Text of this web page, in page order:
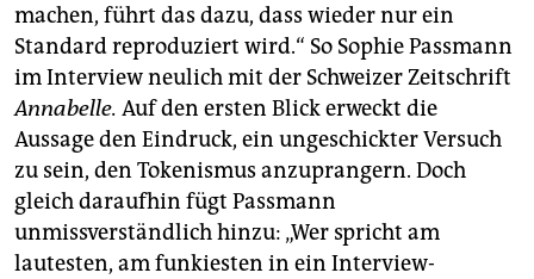
machen, führt das dazu, dass wieder nur ein
Standard reproduziert wird.“ So Sophie Passmann
im Interview neulich mit der Schweizer Zeitschrift
Annabelle. Auf den ersten Blick erweckt die
Aussage den Eindruck, ein ungeschickter Versuch
zu sein, den Tokenismus anzuprangern. Doch
gleich daraufhin fügt Passmann
unmissverständlich hinzu: „Wer spricht am
lautesten, am funkiesten in ein Interview-